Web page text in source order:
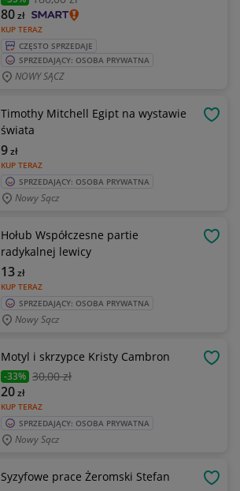
KUP TERAZ
80zł
CZĘSTO SPRZEDAJE
SPRZEDAJĄCY: OSOBA PRYWATNA
NOWY SĄCZ
Timothy Mitchell Egipt na wystawie
świata
KUP TERAZ
9zł
SPRZEDAJĄCY: OSOBA PRYWATNA
Nowy Sącz
Hołub Współczesne partie
radykalnej lewicy
KUP TERAZ
13zł
SPRZEDAJĄCY: OSOBA PRYWATNA
Nowy Sącz
Motyl i skrzypce Kristy Cambron
-33% 30,00 zł
KUP TERAZ
20zł
SPRZEDAJĄCY: OSOBA PRYWATNA
Nowy Sącz
Syzyfowe prace Żeromski Stefan